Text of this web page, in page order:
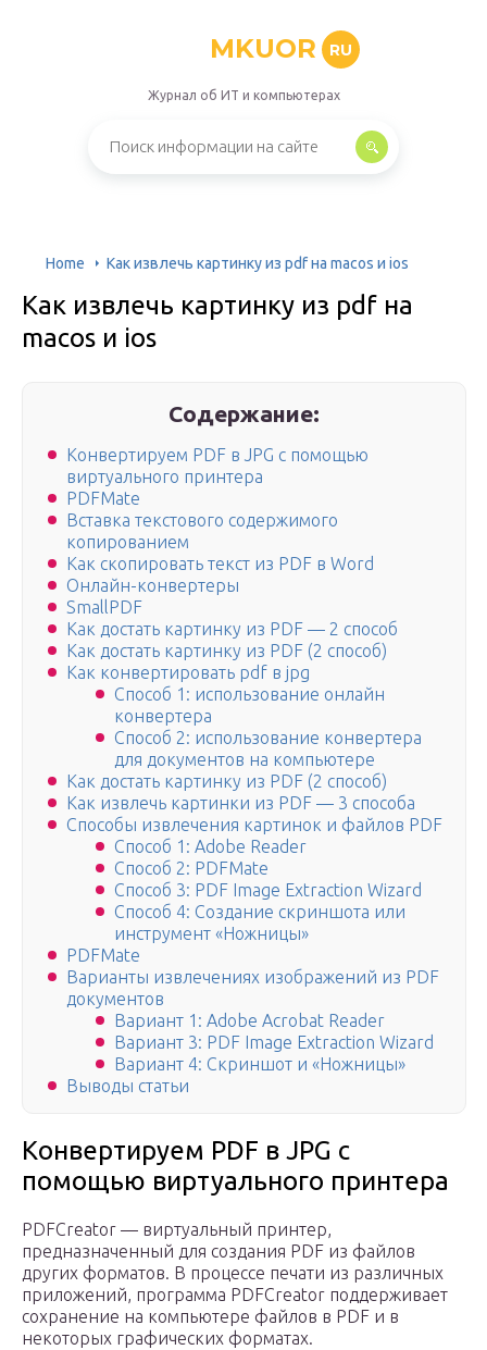
MKUOR RU
Журнал об ИТ и компьютерах
Home Как извлечь картинку из pdf на macos и ios
Как извлечь картинку из pdf на
macos и ios
Содержание:
Конвертируем PDF в JPG с помощью
виртуального принтера
PDFMate
Вставка текстового содержимого
копированием
Как скопировать текст из PDF в Word
Онлайн-конвертеры
SmallPDF
Как достать картинку из PDF — 2 способ
Как достать картинку из PDF (2 способ)
Как конвертировать pdf в jpg
Способ 1: использование онлайн
конвертера
Способ 2: использование конвертера
для документов на компьютере
Как достать картинку из PDF (2 способ)
Как извлечь картинки из PDF — 3 способа
Способы извлечения картинок и файлов PDF
Способ 1: Adobe Reader
Способ 2: PDFMate
Способ 3: PDF Image Extraction Wizard
Способ 4: Создание скриншота или
инструмент «Ножницы»
PDFMate
Варианты извлечениях изображений из PDF
документов
Вариант 1: Adobe Acrobat Reader
Вариант 3: PDF Image Extraction Wizard
Вариант 4: Скриншот и «Ножницы»
Выводы статьи
Конвертируем PDF в JPG с
помощью виртуального принтера
PDFCreator — виртуальный принтер,
предназначенный для создания PDF из файлов
других форматов. В процессе печати из различных
приложений, программа PDFCreator поддерживает
сохранение на компьютере файлов в PDF и в
некоторых графических форматах.